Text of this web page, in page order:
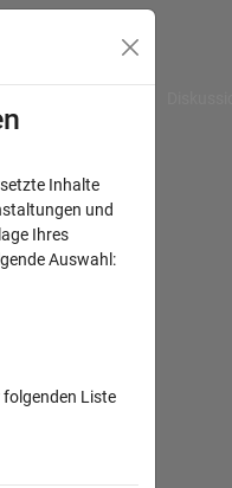
Inhalte
und
Ihres
Auswahl:
folgenden Liste